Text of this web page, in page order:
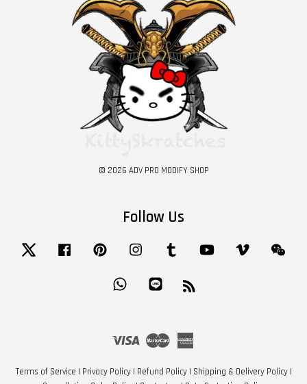
© 2026 ADV PRO MODIFY SHOP
Follow Us
Twitter Facebook Pinterest Instagram Tumblr YouTube Vimeo
Whatsapp
Visa Master
Terms of Service | Privacy Policy| Refund Policy| Shipping & Delivery Policy|